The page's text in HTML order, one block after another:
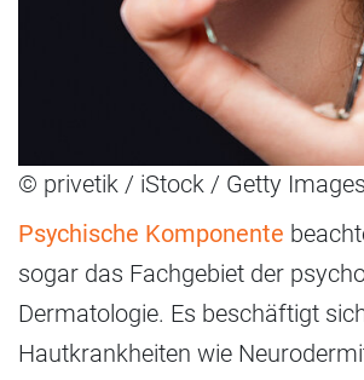
© privetik / iStock / Getty Images
Psychische Komponente
sogar das Fachgebiet der
Dermatologie. Es beschäftigt
Hautkrankheiten wie